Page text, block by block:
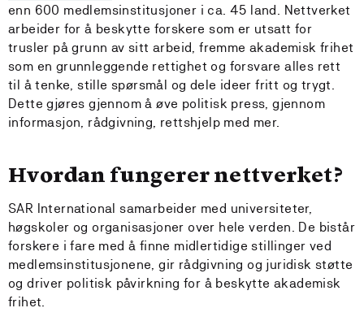
enn 600 medlemsinstitusjoner i ca. 45 land. Nettverket
arbeider for å beskytte forskere som er utsatt for
trusler på grunn av sitt arbeid, fremme akademisk frihet
som en grunnleggende rettighet og forsvare alles rett
til å tenke, stille spørsmål og dele ideer fritt og trygt.
Dette gjøres gjennom å øve politisk press, gjennom
informasjon, rådgivning, rettshjelp med mer.
Hvordan fungerer nettverket?
SAR International samarbeider med universiteter,
høgskoler og organisasjoner over hele verden. De bistår
forskere i fare med å finne midlertidige stillinger ved
medlemsinstitusjonene, gir rådgivning og juridisk støtte
og driver politisk påvirkning for å beskytte akademisk
frihet.